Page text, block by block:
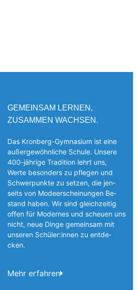
GEMEINSAM LERNEN,
ZUSAMMEN WACHSEN.
Das Kronberg-Gymnasium ist eine
außergewöhnliche Schule. Unsere
400-jährige Tradition lehrt uns,
Werte besonders zu pflegen und
Schwerpunkte zu setzen, die jen­
seits von Modeerscheinungen Be­
stand haben. Wir sind gleichzeitig
offen für Modernes und scheuen uns
nicht, neue Dinge gemeinsam mit
unseren Schüler:innen zu entde­
cken.
Mehr erfahren